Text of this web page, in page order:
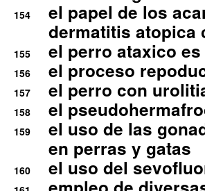
154
el papel de los
dermatitis atopica
155 el perro ataxico
156 el proceso
157 el perro con
158 el
159
el uso de las
en perras y gatas
160 el uso del